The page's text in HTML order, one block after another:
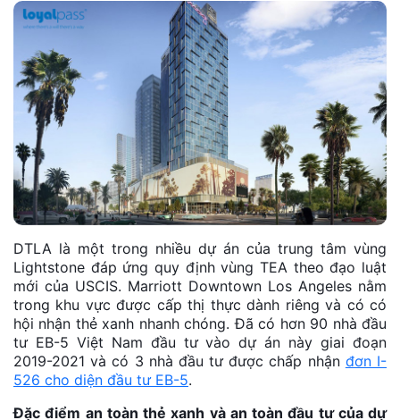
DTLA là một trong nhiều dự án của trung tâm vùng
Lightstone đáp ứng quy định vùng TEA theo đạo luật
mới của USCIS. Marriott Downtown Los Angeles nằm
trong khu vực được cấp thị thực dành riêng và có có
hội nhận thẻ xanh nhanh chóng. Đã có hơn 90 nhà đầu
tư EB-5 Việt Nam đầu tư vào dự án này giai đoạn
2019-2021 và có 3 nhà đầu tư được chấp nhận đơn I-
526 cho diện đầu tư EB-5.
Đặc điểm an toàn thẻ xanh và an toàn đầu tư của dự